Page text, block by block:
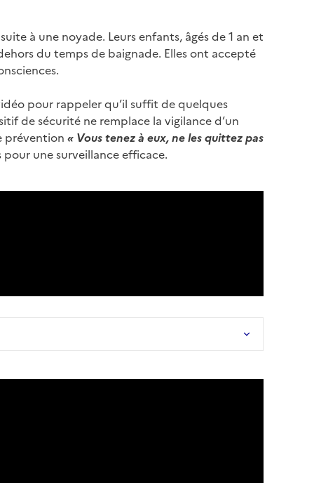
à une noyade. Leurs enfants, âgés de 1 an et
du temps de baignade. Elles ont accepté
pour rappeler qu’il suffit de quelques
de sécurité ne remplace la vigilance d’un
prévention « Vous tenez à eux, ne les quittez pas
une surveillance efficace.